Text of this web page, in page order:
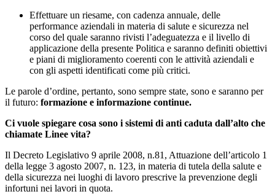
Effettuare un riesame, con cadenza annuale, delle
performance aziendali in materia di salute e sicurezza nel
corso del quale saranno rivisti l’adeguatezza e il livello di
applicazione della presente Politica e saranno definiti obiettivi
e piani di miglioramento coerenti con le attività aziendali e
con gli aspetti identificati come più critici.
Le parole d’ordine, pertanto, sono sempre state, sono e saranno per
il futuro: formazione e informazione continue.
Ci vuole spiegare cosa sono i sistemi di anti caduta dall’alto che
chiamate Linee vita?
Il Decreto Legislativo 9 aprile 2008, n.81, Attuazione dell’articolo 1
della legge 3 agosto 2007, n. 123, in materia di tutela della salute e
della sicurezza nei luoghi di lavoro prescrive la prevenzione degli
infortuni nei lavori in quota.